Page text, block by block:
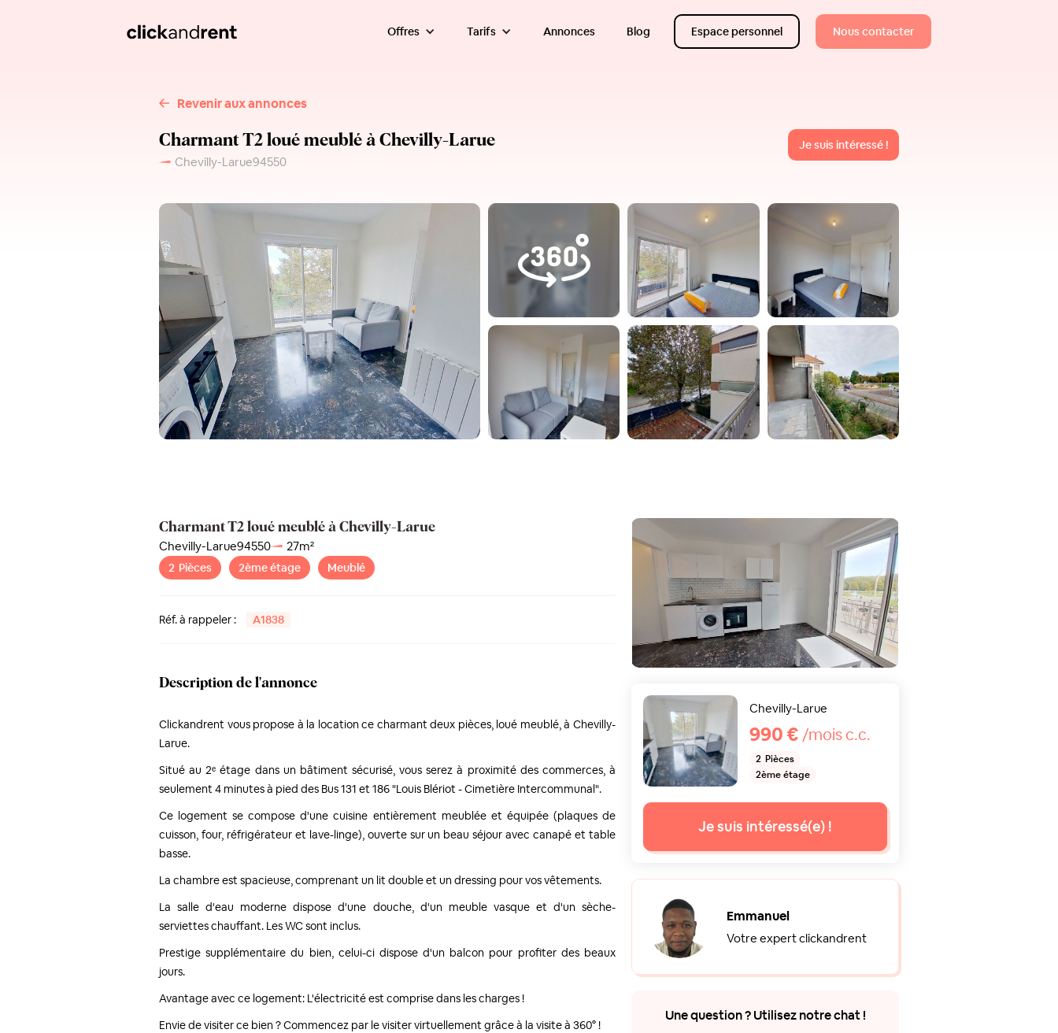
Offres Tarifs Annonces Blog Espace personnel Nous contacter
Revenir aux annonces
Charmant T2 loué meublé à Chevilly-Larue
Chevilly-Larue94550
Je suis intéressé !
Charmant T2 loué meublé à Chevilly-Larue
Chevilly-Larue94550 27m²
2 Pièces 2ème étage Meublé
Réf. à rappeler : A1838
Description de l'annonce
Clickandrent vous propose à la location ce charmant deux pièces, loué meublé, à Chevilly-
Larue.
Situé au 2ᵉ étage dans un bâtiment sécurisé, vous serez à proximité des commerces, à
seulement 4 minutes à pied des Bus 131 et 186 "Louis Blériot - Cimetière Intercommunal".
Ce logement se compose d'une cuisine entièrement meublée et équipée (plaques de
cuisson, four, réfrigérateur et lave-linge), ouverte sur un beau séjour avec canapé et table
basse.
La chambre est spacieuse, comprenant un lit double et un dressing pour vos vêtements.
La salle d'eau moderne dispose d'une douche, d'un meuble vasque et d'un sèche-
serviettes chauffant. Les WC sont inclus.
Prestige supplémentaire du bien, celui-ci dispose d'un balcon pour profiter des beaux
jours.
Avantage avec ce logement: L'électricité est comprise dans les charges !
Envie de visiter ce bien ? Commencez par le visiter virtuellement grâce à la visite à 360° !
Chevilly-Larue
990 € /mois c.c.
2 Pièces
2ème étage
Je suis intéressé(e) !
Emmanuel
Votre expert clickandrent
Une question ? Utilisez notre chat !